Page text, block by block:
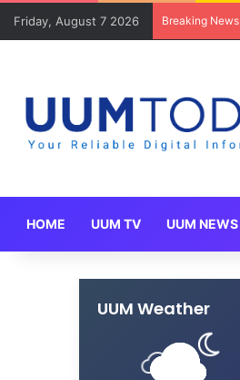
Friday, August 7 2026 Breaking News
HOME UUM TV UUM NEWS
UUM Weather